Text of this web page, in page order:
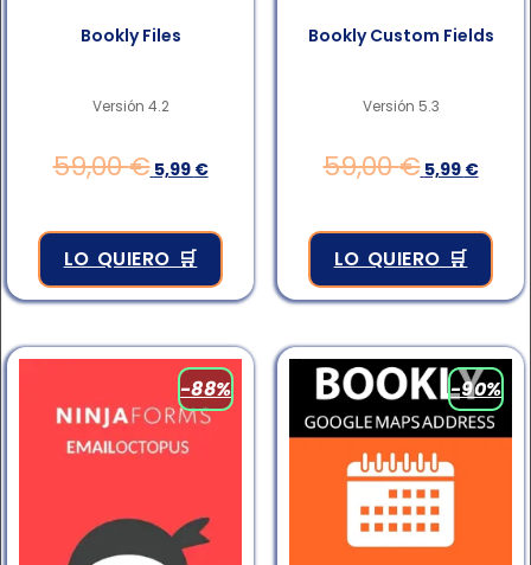
Bookly Files
Versión 4.2
59,00€ 5,99 €
LO QUIERO 🛒
Bookly Custom Fields
Versión 5.3
59,00€ 5,99 €
LO QUIERO 🛒
-88% -90%